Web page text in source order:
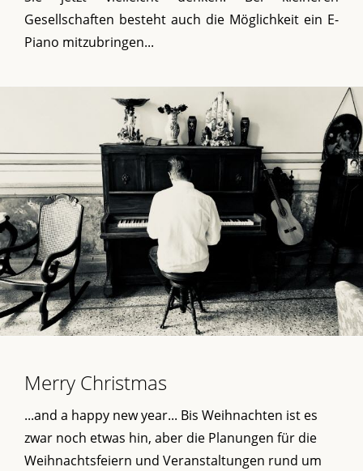
Gesellschaften besteht auch die Möglichkeit ein E-
Piano mitzubringen...
Merry Christmas
...and a happy new year... Bis Weihnachten ist es
zwar noch etwas hin, aber die Planungen für die
Weihnachtsfeiern und Veranstaltungen rund um